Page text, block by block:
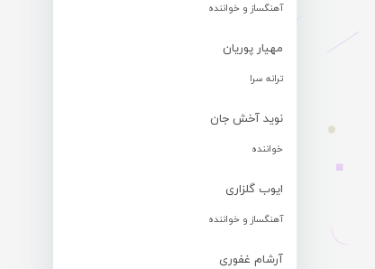
آهنگساز و خواننده
مهیار پوریان
ترانه سرا
نوید آخش جان
خواننده
ایوب گلزاری
آهنگساز و خواننده
آرشام غفوری